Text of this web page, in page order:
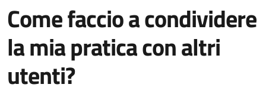
Come faccio a condividere
la mia pratica con altri
utenti?